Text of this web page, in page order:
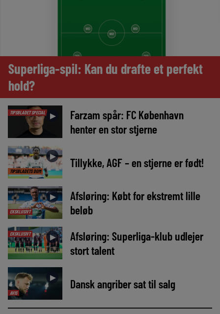
Superliga-spil: Kan du drafte et perfekt
hold?
TIPSBLADET SPECIAL ►
Farzam spår: FC København
henter en stor stjerne
TIPSBLADETS DOM
► Tillykke, AGF – en stjerne er født!
EKSKLUSIVT
►
Afsløring: Købt for ekstremt lille
beløb
EKSKLUSIVT ►
Afsløring: Superliga-klub udlejer
stort talent
AVIS
► Dansk angriber sat til salg